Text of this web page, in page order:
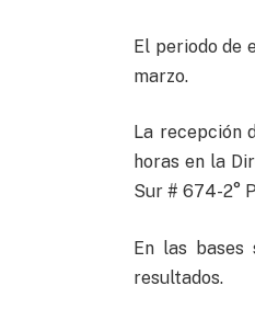
El periodo de
marzo.
La recepción
horas en la
Sur # 674-2°
En las bases
resultados.